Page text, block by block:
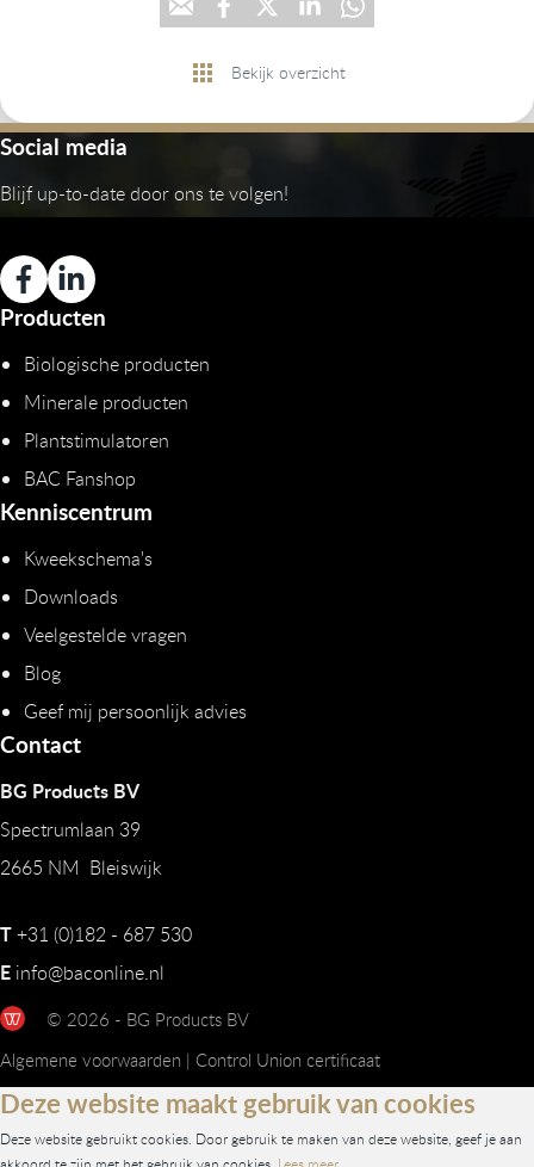
Bekijk overzicht
Social media
Blijf up-to-date door ons te volgen!
Producten
Biologische producten
Minerale producten
Plantstimulatoren
BAC Fanshop
Kenniscentrum
Kweekschema's
Downloads
Veelgestelde vragen
Blog
Geef mij persoonlijk advies
Contact
BG Products BV
Spectrumlaan 39
2665 NM Bleiswijk
T+31 (0)182 - 687 530
E info@baconline.nl
© 2026 - BG Products BV
Algemene voorwaarden | Control Union certificaat
Deze website maakt gebruik van cookies
Deze website gebruikt cookies. Door gebruik te maken van deze website, geef je aan